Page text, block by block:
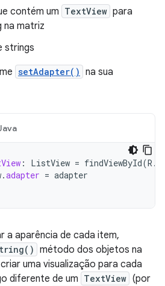
contém um TextView para
na matriz
strings
setAdapter() na sua
: ListView = findViewById(R .
.adapter = adapter
a aparência de cada item,
método dos objetos na
uma visualização para cada
diferente de um TextView (por